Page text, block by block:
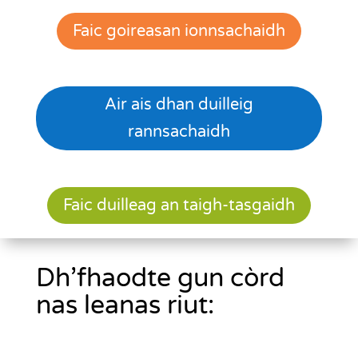
Faic goireasan ionnsachaidh
Air ais dhan duilleig
rannsachaidh
Faic duilleag an taigh-tasgaidh
Dh’fhaodte gun còrd
nas leanas riut: